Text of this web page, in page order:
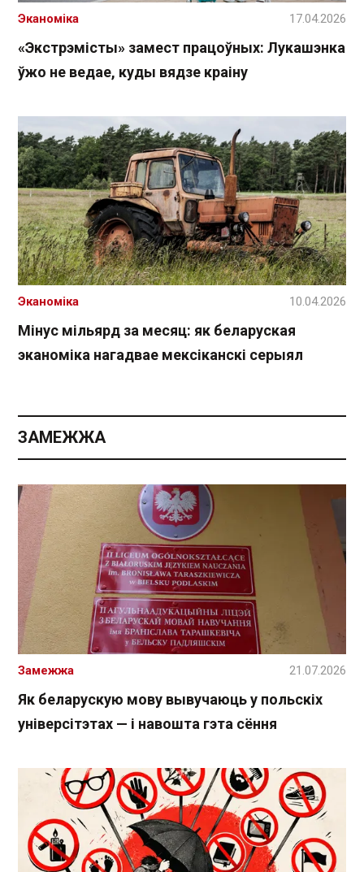
«Экстрэмісты» замест працоўных: Лукашэнка
ўжо не ведае, куды вядзе краіну
Эканоміка 17.04.2026
Мінус мільярд за месяц: як беларуская
эканоміка нагадвае мексіканскі серыял
Эканоміка 10.04.2026
ЗАМЕЖЖА
Як беларускую мову вывучаюць у польскіх
універсітэтах — і навошта гэта сёння
Замежжа 21.07.2026